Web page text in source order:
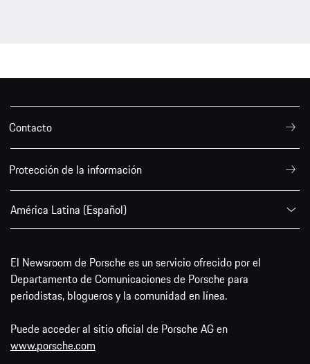
Contacto
Protección de la información
América Latina (Español)
El Newsroom de Porsche es un servicio ofrecido por el
Departamento de Comunicaciones de Porsche para
periodistas, blogueros y la comunidad en línea.
Puede acceder al sitio oficial de Porsche AG en
www.porsche.com